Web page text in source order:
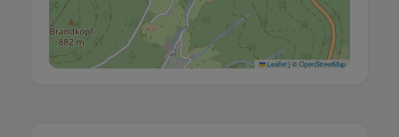
Leaflet| ©OpenStreetMap